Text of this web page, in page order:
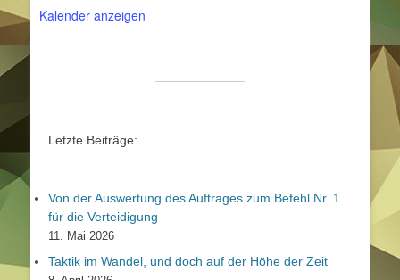
Kalender anzeigen
Letzte Beiträge:
Von der Auswertung des Auftrages zum Befehl Nr. 1
für die Verteidigung
11. Mai 2026
Taktik im Wandel, und doch auf der Höhe der Zeit